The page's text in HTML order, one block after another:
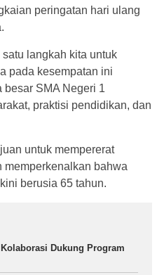
peringatan hari ulang
langkah kita untuk
pada kesempatan ini
besar SMA Negeri 1
praktisi pendidikan, dan
untuk mempererat
memperkenalkan bahwa
berusia 65 tahun.
Dukung Program